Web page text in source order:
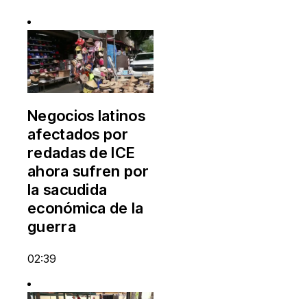
Negocios latinos
afectados por
redadas de ICE
ahora sufren por
la sacudida
económica de la
guerra
02:39